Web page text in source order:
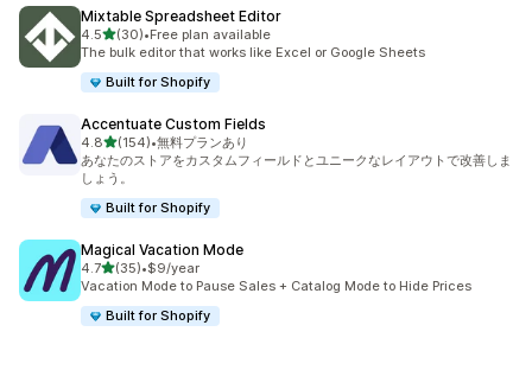
Mixtable Spreadsheet Editor
4.55つ星中
(30)
合計レビュー数：30件
•Free plan available
The bulk editor that works like Excel or Google Sheets
Built for Shopify
Accentuate Custom Fields
4.85つ星中
(154)
合計レビュー数：154件
•無料プランあり
あなたのストアをカスタムフィールドとユニークなレイアウトで改善しま
しょう。
Built for Shopify
Magical Vacation Mode
4.75つ星中
(35)
合計レビュー数：35件
•$9/year
Vacation Mode to Pause Sales + Catalog Mode to Hide Prices
Built for Shopify